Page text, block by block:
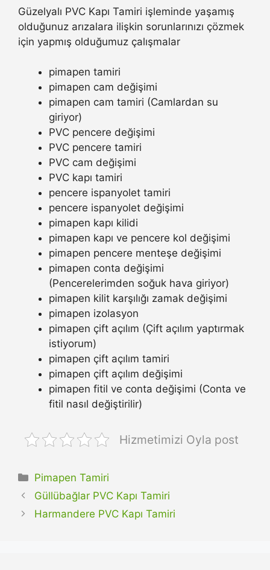
Güzelyalı PVC Kapı Tamiri işleminde yaşamış
olduğunuz arızalara ilişkin sorunlarınızı çözmek
için yapmış olduğumuz çalışmalar
pimapen tamiri
pimapen cam değişimi
pimapen cam tamiri (Camlardan su
giriyor)
PVC pencere değişimi
PVC pencere tamiri
PVC cam değişimi
PVC kapı tamiri
pencere ispanyolet tamiri
pencere ispanyolet değişimi
pimapen kapı kilidi
pimapen kapı ve pencere kol değişimi
pimapen pencere menteşe değişimi
pimapen conta değişimi
(Pencerelerimden soğuk hava giriyor)
pimapen kilit karşılığı zamak değişimi
pimapen izolasyon
pimapen çift açılım (Çift açılım yaptırmak
istiyorum)
pimapen çift açılım tamiri
pimapen çift açılım değişimi
pimapen fitil ve conta değişimi (Conta ve
fitil nasıl değiştirilir)
Hizmetimizi Oyla post
Kategoriler
Pimapen Tamiri
Güllübağlar PVC Kapı Tamiri
Harmandere PVC Kapı Tamiri